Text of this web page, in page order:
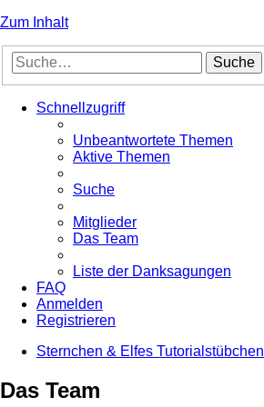
Zum Inhalt
Suche
Schnellzugriff
Unbeantwortete Themen
Aktive Themen
Suche
Mitglieder
Das Team
Liste der Danksagungen
FAQ
Anmelden
Registrieren
Sternchen & Elfes Tutorialstübchen
Das Team